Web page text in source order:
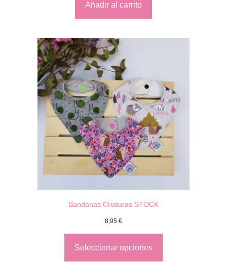
Añadir al carrito
Bandanas Criaturas STOCK
8,95 €
Seleccionar opciones